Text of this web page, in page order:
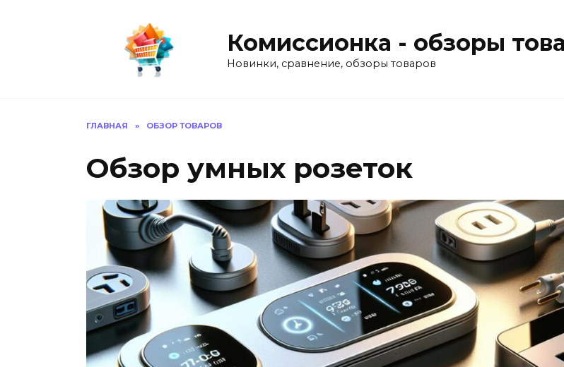
Комиссионка - обзоры
Новинки, сравнение, обзоры товаров
ГЛАВНАЯ » ОБЗОР ТОВАРОВ
Обзор умных розеток